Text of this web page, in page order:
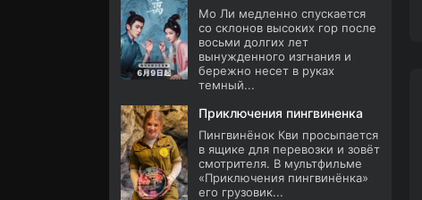
Мо Ли медленно спускается
со склонов высоких гор после
восьми долгих лет
вынужденного изгнания и
бережно несет в руках
темный...
Приключения пингвиненка
Пингвинёнок Кви просыпается
в ящике для перевозки и зовёт
смотрителя. В мультфильме
«Приключения пингвинёнка»
его грузовик...